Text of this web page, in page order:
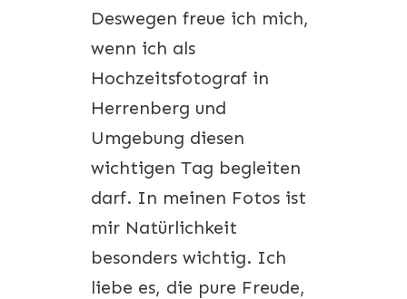
Deswegen freue ich mich,
wenn ich als
Hochzeitsfotograf in
Herrenberg und
Umgebung diesen
wichtigen Tag begleiten
darf. In meinen Fotos ist
mir Natürlichkeit
besonders wichtig. Ich
liebe es, die pure Freude,